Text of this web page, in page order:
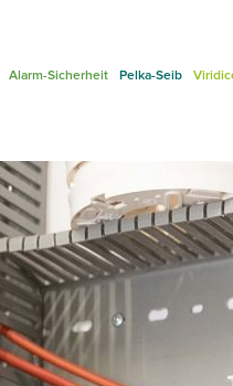
Alarm-Sicherheit Pelka-Seib